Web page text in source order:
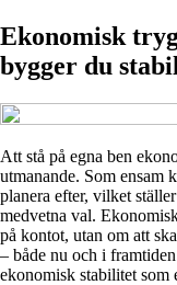
Ekonomisk
bygger du
Att stå på egna ben
utmanande. Som ensam
planera efter, vilket
medvetna val.
på kontot, utan om att
– både nu och i
ekonomisk stabilitet som